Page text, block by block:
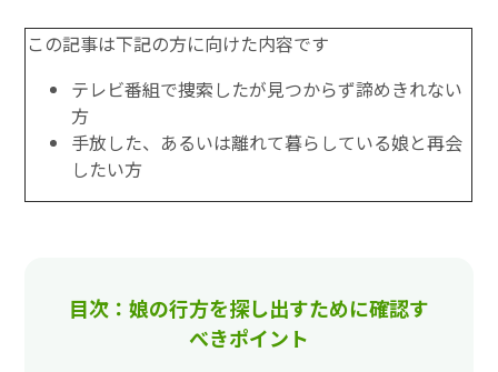
この記事は下記の方に向けた内容です
テレビ番組で捜索したが見つからず諦めきれない
方
手放した、あるいは離れて暮らしている娘と再会
したい方
目次：娘の行方を探し出すために確認す
べきポイント